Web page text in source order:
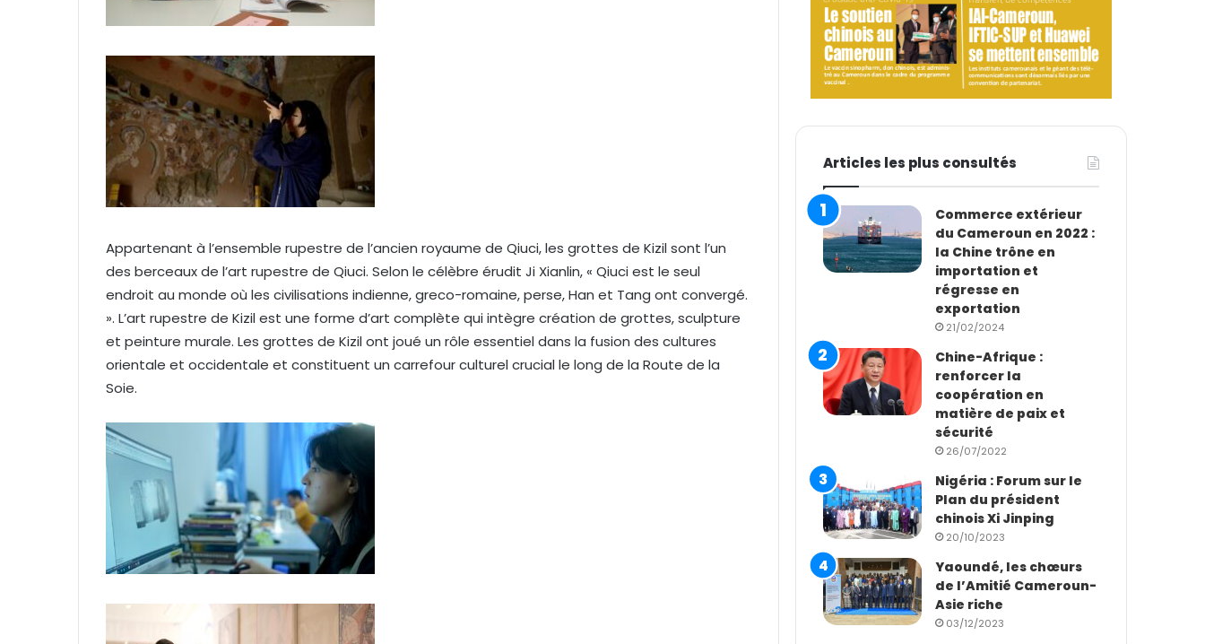
Appartenant à l’ensemble rupestre de l’ancien royaume de Qiuci, les grottes de Kizil sont l’un
des berceaux de l’art rupestre de Qiuci. Selon le célèbre érudit Ji Xianlin, « Qiuci est le seul
endroit au monde où les civilisations indienne, greco-romaine, perse, Han et Tang ont convergé.
». L’art rupestre de Kizil est une forme d’art complète qui intègre création de grottes, sculpture
et peinture murale. Les grottes de Kizil ont joué un rôle essentiel dans la fusion des cultures
orientale et occidentale et constituent un carrefour culturel crucial le long de la Route de la
Soie.
Articles les plus consultés
Commerce extérieur
du Cameroun en 2022 :
la Chine trône en
importation et
régresse en
exportation
21/02/2024
Chine-Afrique :
renforcer la
coopération en
matière de paix et
sécurité
26/07/2022
Nigéria : Forum sur le
Plan du président
chinois Xi Jinping
20/10/2023
Yaoundé, les chœurs
de l’Amitié Cameroun-
Asie riche
03/12/2023